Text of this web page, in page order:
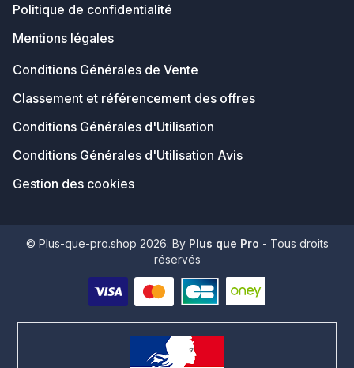
Politique de confidentialité
Mentions légales
Conditions Générales de Vente
Classement et référencement des offres
Conditions Générales d'Utilisation
Conditions Générales d'Utilisation Avis
Gestion des cookies
© Plus-que-pro.shop 2026. By Plus que Pro - Tous droits
réservés